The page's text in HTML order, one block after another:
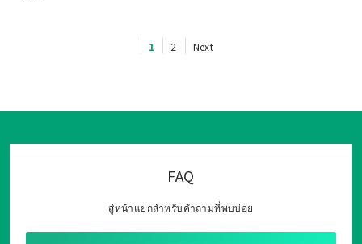
1 2 Next
FAQ
สู่หน้าแยกสำหรับคำถามที่พบบ่อย